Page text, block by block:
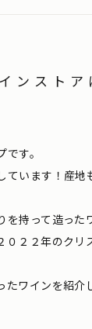
ンストア
す。
ています！産地
を持って造った
０２２年のクリ
たワインを紹介